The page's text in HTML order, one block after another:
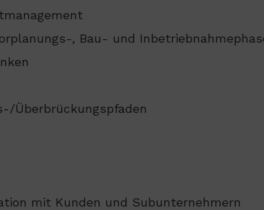
, Bau- und
Überbrückungspfaden
mit Kunden und Subunternehmern